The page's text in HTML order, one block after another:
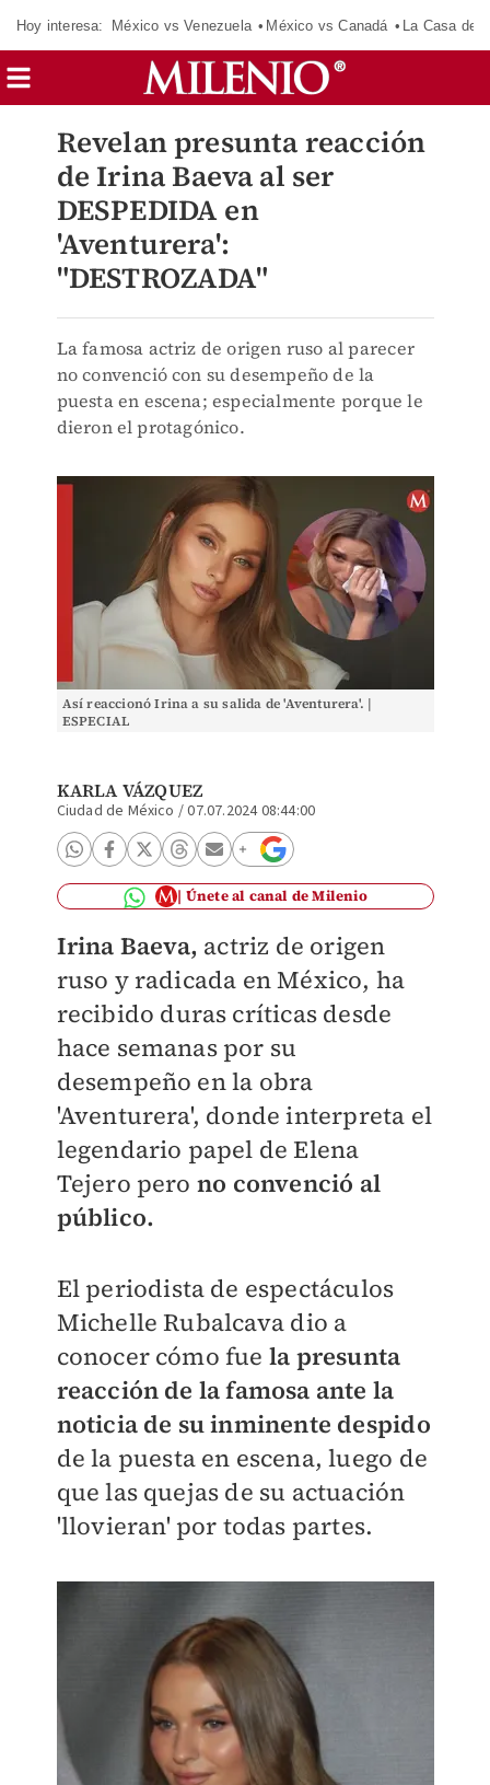
Hoy interesa: México vs Venezuela México vs Canadá La Casa de
Revelan presunta reacción
de Irina Baeva al ser
DESPEDIDA en
'Aventurera':
"DESTROZADA"
La famosa actriz de origen ruso al parecer
no convenció con su desempeño de la
puesta en escena; especialmente porque le
dieron el protagónico.
Así reaccionó Irina a su salida de 'Aventurera'. |
ESPECIAL
KARLA VÁZQUEZ
Ciudad de México /07.07.2024 08:44:00
Únete al canal de Milenio
Irina Baeva, actriz de origen
ruso y radicada en México, ha
recibido duras críticas desde
hace semanas por su
desempeño en la obra
'Aventurera', donde interpreta el
legendario papel de Elena
Tejero pero no convenció al
público.
El periodista de espectáculos
Michelle Rubalcava dio a
conocer cómo fue la presunta
reacción de la famosa ante la
noticia de su inminente despido
de la puesta en escena, luego de
que las quejas de su actuación
'llovieran' por todas partes.